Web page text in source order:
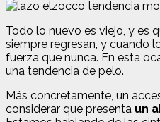
Todo lo nuevo es viejo, y es
siempre regresan, y cuando
fuerza que nunca. En esta
una tendencia de pelo.
Más concretamente, un
considerar que presenta un